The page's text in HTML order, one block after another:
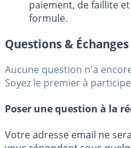
paiement, de faillite
formule.
Questions & Échanges
Aucune question n'a
Soyez le premier à
Poser une question à la
Votre adresse email ne